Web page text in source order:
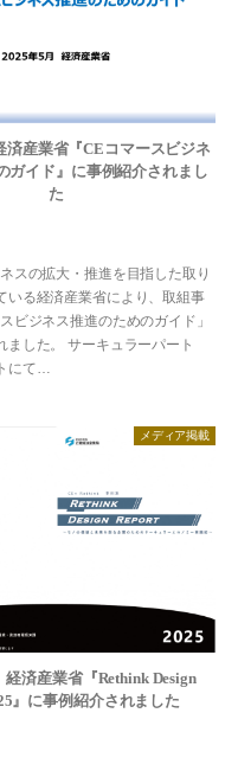
ップ情報
京都本店
東京店
リーガロイヤルホテル大阪
日本橋店
商品お取り扱い店
shop Guide
お問合せ
済産業省『CEコマースビジネ
ガイド』に事例紹介されまし
た
スの拡大・推進を目指した取り
いる経済産業省により、取組事
ビジネス推進のためのガイド」
ました。 サーキュラーパート
にて…
経済産業省『Rethink Design
』に事例紹介されました
メディア掲載